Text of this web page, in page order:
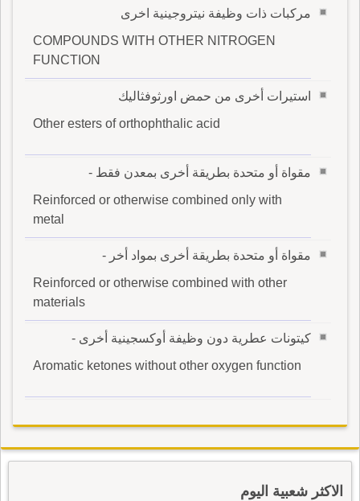
مركبات ذات وظيفة نيتروجينية اخرى
COMPOUNDS WITH OTHER NITROGEN
FUNCTION
استيرات أخرى من حمض اورثوفثاليك
Other esters of orthophthalic acid
مقواة أو متحدة بطريقة أخرى بمعدن فقط -
Reinforced or otherwise combined only with
metal
مقواة أو متحدة بطريقة أخرى بمواد أخر -
Reinforced or otherwise combined with other
materials
كيتونات عطرية دون وظيفة أوكسجينية أخرى -
Aromatic ketones without other oxygen function
الاكثر شعبية اليوم